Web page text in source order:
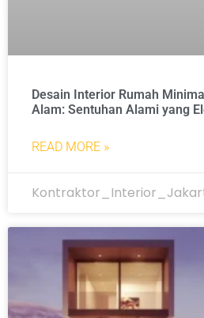
Desain Interior Rumah
Alam: Sentuhan Alami yang
READ MORE »